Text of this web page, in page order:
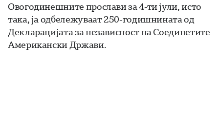
Овогодинешните прослави за 4-ти јули, исто
така, ја одбележуваат 250-годишнината од
Декларацијата за независност на Соединетите
Американски Држави.